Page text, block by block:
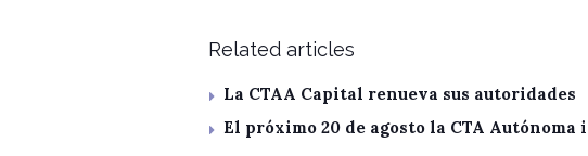
Related articles
La CTAA Capital renueva sus autoridades
El próximo 20 de agosto la CTA